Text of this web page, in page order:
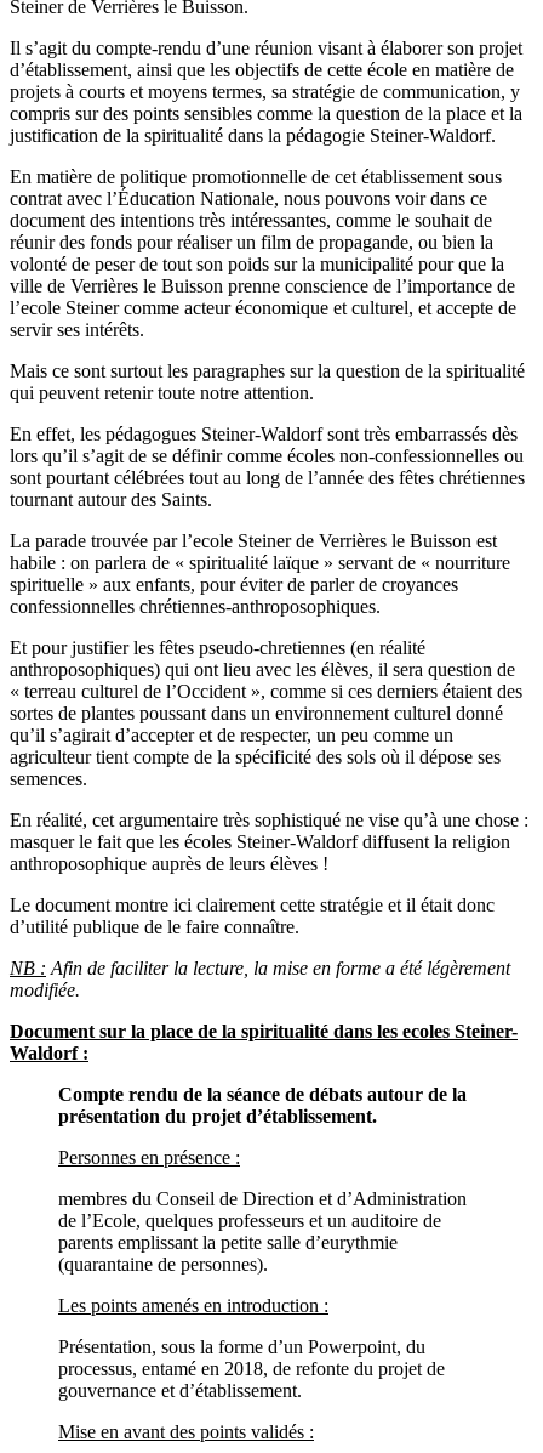
Steiner de Verrières le Buisson.
Il s’agit du compte-rendu d’une réunion visant à élaborer son projet
d’établissement, ainsi que les objectifs de cette école en matière de
projets à courts et moyens termes, sa stratégie de communication, y
compris sur des points sensibles comme la question de la place et la
justification de la spiritualité dans la pédagogie Steiner-Waldorf.
En matière de politique promotionnelle de cet établissement sous
contrat avec l’Éducation Nationale, nous pouvons voir dans ce
document des intentions très intéressantes, comme le souhait de
réunir des fonds pour réaliser un film de propagande, ou bien la
volonté de peser de tout son poids sur la municipalité pour que la
ville de Verrières le Buisson prenne conscience de l’importance de
l’ecole Steiner comme acteur économique et culturel, et accepte de
servir ses intérêts.
Mais ce sont surtout les paragraphes sur la question de la spiritualité
qui peuvent retenir toute notre attention.
En effet, les pédagogues Steiner-Waldorf sont très embarrassés dès
lors qu’il s’agit de se définir comme écoles non-confessionnelles ou
sont pourtant célébrées tout au long de l’année des fêtes chrétiennes
tournant autour des Saints.
La parade trouvée par l’ecole Steiner de Verrières le Buisson est
habile : on parlera de « spiritualité laïque » servant de « nourriture
spirituelle » aux enfants, pour éviter de parler de croyances
confessionnelles chrétiennes-anthroposophiques.
Et pour justifier les fêtes pseudo-chretiennes (en réalité
anthroposophiques) qui ont lieu avec les élèves, il sera question de
« terreau culturel de l’Occident », comme si ces derniers étaient des
sortes de plantes poussant dans un environnement culturel donné
qu’il s’agirait d’accepter et de respecter, un peu comme un
agriculteur tient compte de la spécificité des sols où il dépose ses
semences.
En réalité, cet argumentaire très sophistiqué ne vise qu’à une chose :
masquer le fait que les écoles Steiner-Waldorf diffusent la religion
anthroposophique auprès de leurs élèves !
Le document montre ici clairement cette stratégie et il était donc
d’utilité publique de le faire connaître.
NB : Afin de faciliter la lecture, la mise en forme a été légèrement
modifiée.
Document sur la place de la spiritualité dans les ecoles Steiner-
Waldorf :
Compte rendu de la séance de débats autour de la
présentation du projet d’établissement.
Personnes en présence :
membres du Conseil de Direction et d’Administration
de l’Ecole, quelques professeurs et un auditoire de
parents emplissant la petite salle d’eurythmie
(quarantaine de personnes).
Les points amenés en introduction :
Présentation, sous la forme d’un Powerpoint, du
processus, entamé en 2018, de refonte du projet de
gouvernance et d’établissement.
Mise en avant des points validés :